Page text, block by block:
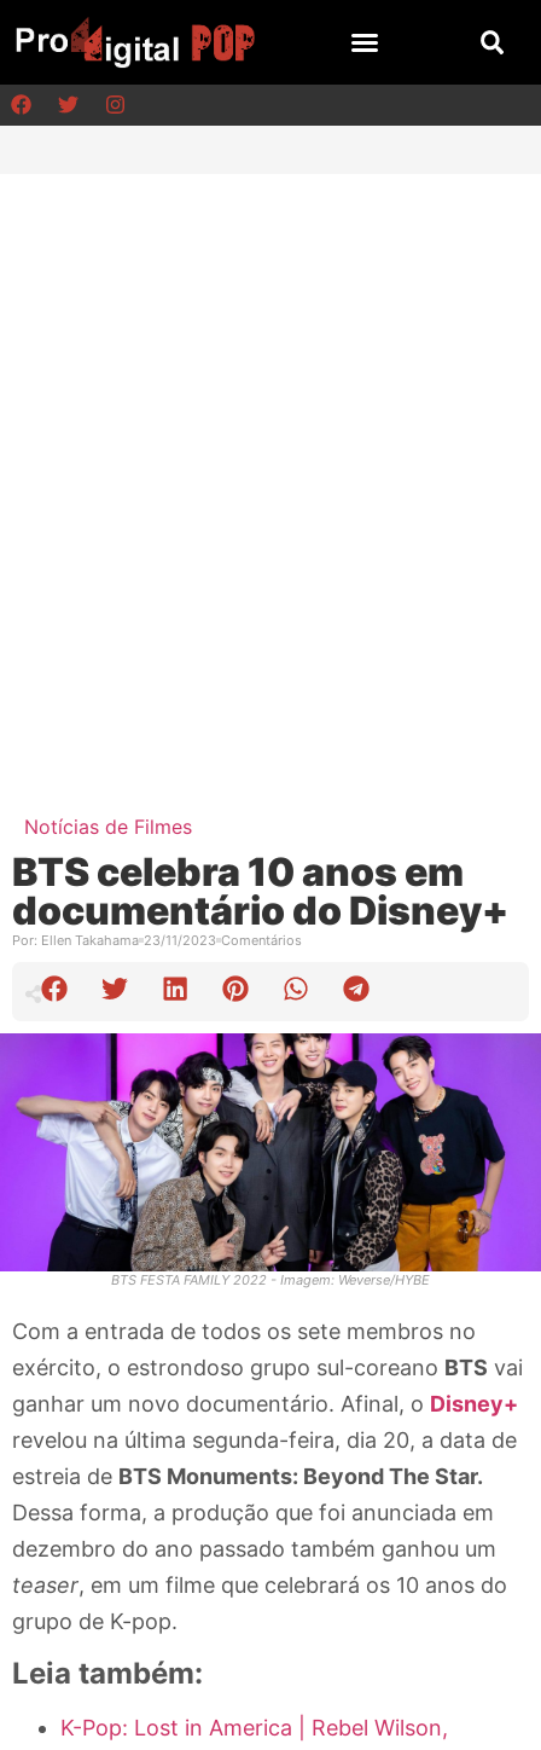
Notícias de Filmes
BTS celebra 10 anos em
documentário do Disney+
Por: Ellen Takahama 23/11/2023 Comentários
BTS FESTA FAMILY 2022 - Imagem: Weverse/HYBE
Com a entrada de todos os sete membros no
exército, o estrondoso grupo sul-coreano BTS vai
ganhar um novo documentário. Afinal, o Disney+
revelou na última segunda-feira, dia 20, a data de
estreia de BTS Monuments: Beyond The Star.
Dessa forma, a produção que foi anunciada em
dezembro do ano passado também ganhou um
teaser, em um filme que celebrará os 10 anos do
grupo de K-pop.
Leia também:
K-Pop: Lost in America | Rebel Wilson,